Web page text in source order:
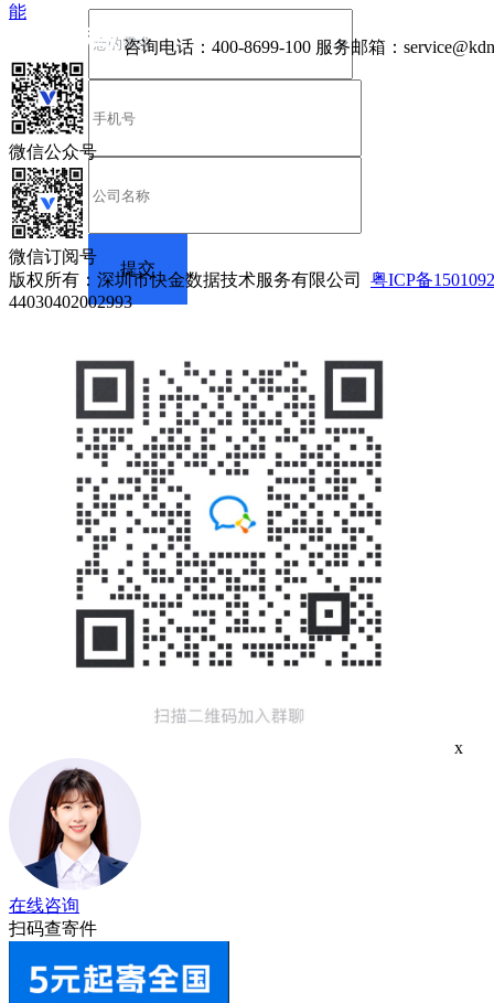
能
咨询电话： 400-8699-100 服务邮箱：
微信公众号
微信订阅号
版权所有：深圳市快金数据技术服务有限公司 粤ICP备
44030402002993
x
在线咨询
扫码查寄件